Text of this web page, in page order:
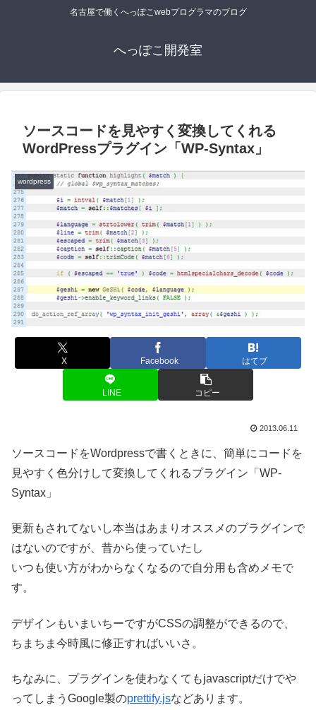
名古屋で働くへっぽこwebプログラマのブログ
へっぽこ開発室
ソースコードを見やすく変換してくれる
WordPressプラグイン「WP-Syntax」
wordpress
X Facebook はてブ
LINE コピー
2013.06.11
ソースコードをWordpressで書くときに、簡単にコードを
見やすく色分けして変換してくれるプラグイン「WP-
Syntax」
更新もされてないし本当はあまりオススメのプラグインで
はないのですが、昔から使っていたし
いつも使い方がわからなくなるので自分用も含めメモで
す。
デザインもいまいちーですがCSSの調整ができるので、
ちまちま今時風に修正すればいいさ。
ちなみに、プラグインを使わなくてもjavascriptだけでや
ってしまうGoogle製のprettify.jsなどあります。